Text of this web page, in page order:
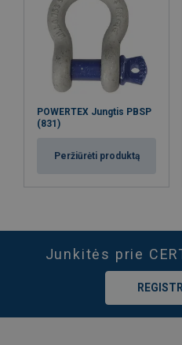
POWERTEX Jungtis PBSP
(831)
Peržiūrėti produktą
Junkitės prie